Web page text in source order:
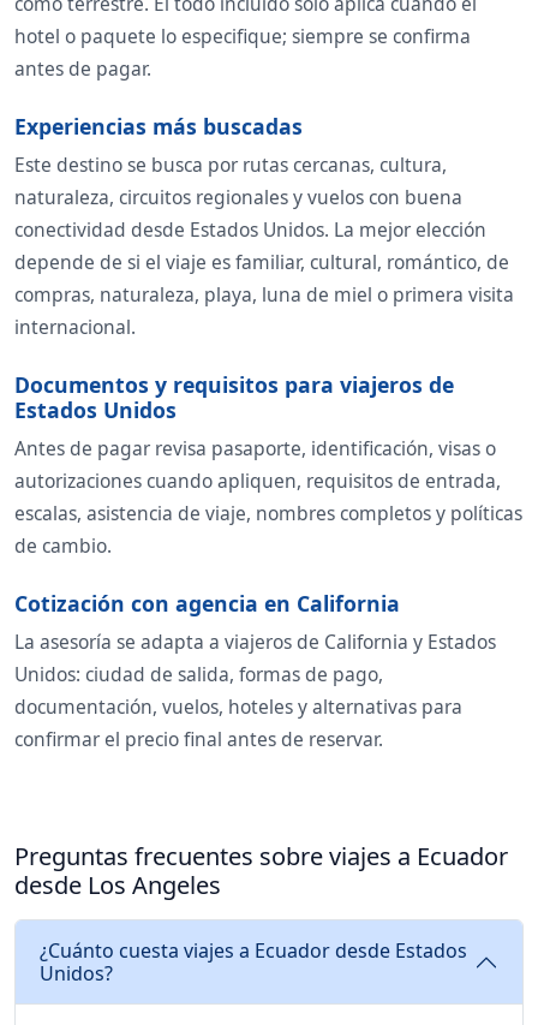
hotel o paquete lo especifique; siempre se confirma
antes de pagar.
Experiencias más buscadas
Este destino se busca por rutas cercanas, cultura,
naturaleza, circuitos regionales y vuelos con buena
conectividad desde Estados Unidos. La mejor elección
depende de si el viaje es familiar, cultural, romántico, de
compras, naturaleza, playa, luna de miel o primera visita
internacional.
Documentos y requisitos para viajeros de
Estados Unidos
Antes de pagar revisa pasaporte, identificación, visas o
autorizaciones cuando apliquen, requisitos de entrada,
escalas, asistencia de viaje, nombres completos y políticas
de cambio.
Cotización con agencia en California
La asesoría se adapta a viajeros de California y Estados
Unidos: ciudad de salida, formas de pago,
documentación, vuelos, hoteles y alternativas para
confirmar el precio final antes de reservar.
Preguntas frecuentes sobre viajes a Ecuador
desde Los Angeles
¿Cuánto cuesta viajes a Ecuador desde Estados
Unidos?